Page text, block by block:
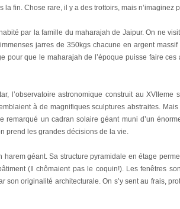
fin. Chose rare, il y a des trottoirs, mais n’imaginez
par la famille du maharajah de Jaipur. On ne
jarres de 350kgs chacune en argent
pour que le maharajah de l’époque puisse faire
l’observatoire astronomique construit au XVIIeme
à de magnifiques sculptures abstraites.
un cadran solaire géant muni d’un
prend les grandes décisions de la vie.
géant. Sa structure pyramidale en étage
(Il chômaient pas le coquin!). Les fenêtres
originalité architecturale. On s’y sent au frais,